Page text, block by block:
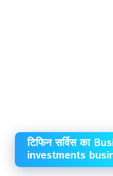
टिफिन सर्विस का
investments